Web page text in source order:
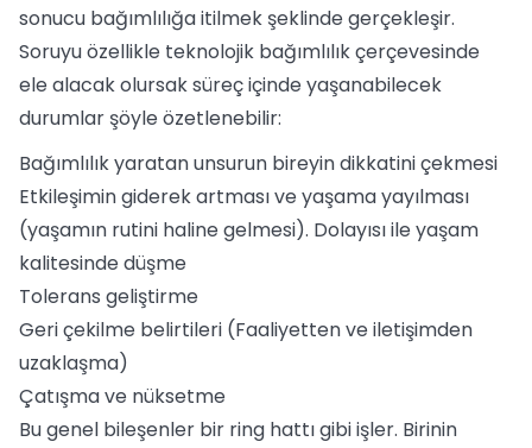
sonucu bağımlılığa itilmek şeklinde gerçekleşir.
Soruyu özellikle teknolojik bağımlılık çerçevesinde
ele alacak olursak süreç içinde yaşanabilecek
durumlar şöyle özetlenebilir:
Bağımlılık yaratan unsurun bireyin dikkatini çekmesi
Etkileşimin giderek artması ve yaşama yayılması
(yaşamın rutini haline gelmesi). Dolayısı ile yaşam
kalitesinde düşme
Tolerans geliştirme
Geri çekilme belirtileri (Faaliyetten ve iletişimden
uzaklaşma)
Çatışma ve nüksetme
Bu genel bileşenler bir ring hattı gibi işler. Birinin